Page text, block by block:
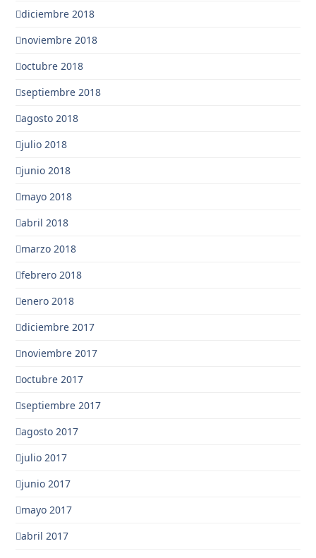
diciembre 2018
noviembre 2018
octubre 2018
septiembre 2018
agosto 2018
julio 2018
junio 2018
mayo 2018
abril 2018
marzo 2018
febrero 2018
enero 2018
diciembre 2017
noviembre 2017
octubre 2017
septiembre 2017
agosto 2017
julio 2017
junio 2017
mayo 2017
abril 2017